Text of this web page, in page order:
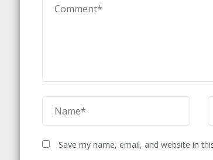
Save my name, email, and website in